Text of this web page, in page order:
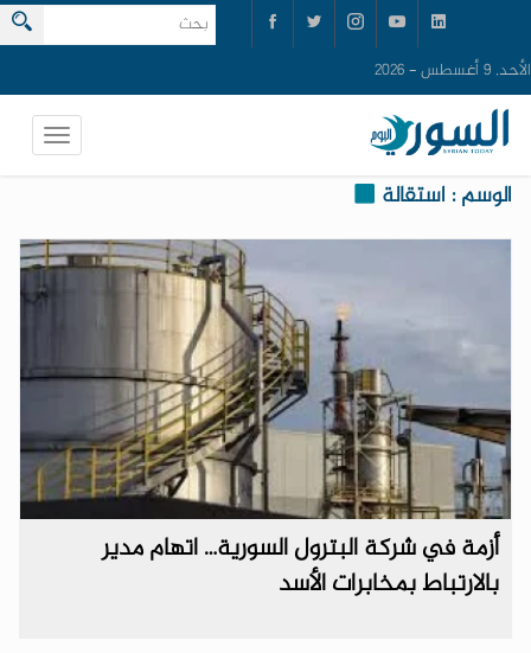
الأحد, 9 أغسطس - 2026
الوسم : استقالة
أزمة في شركة البترول السورية… اتهام مدير
بالارتباط بمخابرات الأسد